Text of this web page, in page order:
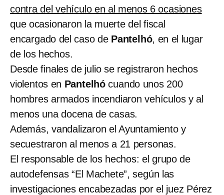
contra del vehículo en al menos 6 ocasiones
que ocasionaron la muerte del fiscal
encargado del caso dePantelhó, en el lugar
de los hechos.
Desde finales de julio se registraron hechos
violentos en Pantelhócuando unos 200
hombres armados incendiaron vehículos y al
menos una docena de casas.
Además, vandalizaron el Ayuntamiento y
secuestraron al menos a 21 personas.
El responsable de los hechos: el grupo de
autodefensas “El Machete”, según las
investigaciones encabezadas por el juez Pérez